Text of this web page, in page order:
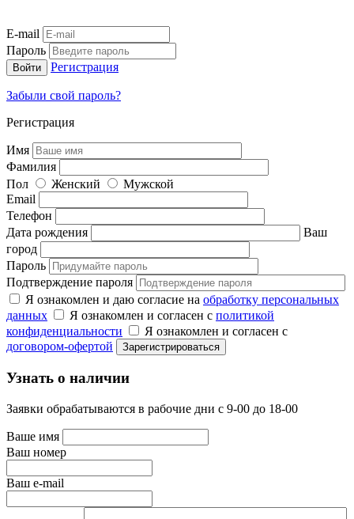
E-mail
Пароль
Регистрация
Забыли свой пароль?
Регистрация
Имя
Фамилия
Пол
Женский
Мужской
Email
Телефон
Дата рождения
Ваш
город
Пароль
Подтверждение пароля
Я ознакомлен и даю согласие на обработку персональных
данных
Я ознакомлен и согласен с политикой
конфиденциальности
Я ознакомлен и согласен с
договором-офертой
Узнать о наличии
Заявки обрабатываются в рабочие дни с 9-00 до 18-00
Ваше имя
Ваш номер
Ваш e-mail